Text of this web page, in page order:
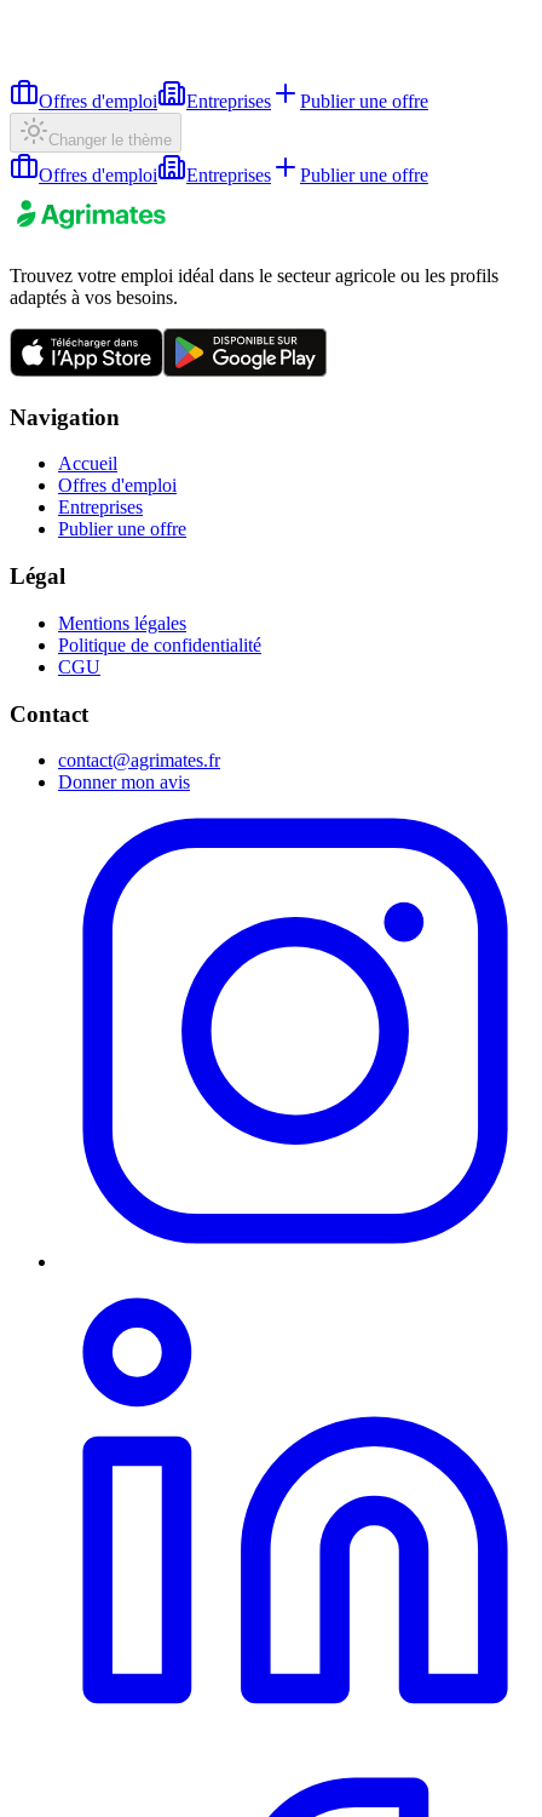
Offres d'emploi Entreprises Publier une offre
Changer le thème
Offres d'emploi Entreprises Publier une offre
Trouvez votre emploi idéal dans le secteur agricole ou les profils
adaptés à vos besoins.
Navigation
Accueil
Offres d'emploi
Entreprises
Publier une offre
Légal
Mentions légales
Politique de confidentialité
CGU
Contact
contact@agrimates.fr
Donner mon avis